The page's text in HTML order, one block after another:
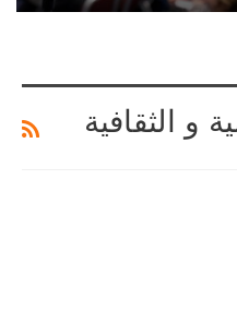
و الثقافية